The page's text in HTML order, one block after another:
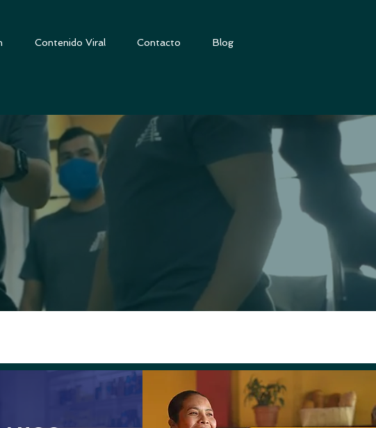
Contenido Viral Contacto Blog
de Fotografía Comercial,
Fotografía de Productos,
con un Equipo de
Nuestro equipo humano y
para tus proyectos.